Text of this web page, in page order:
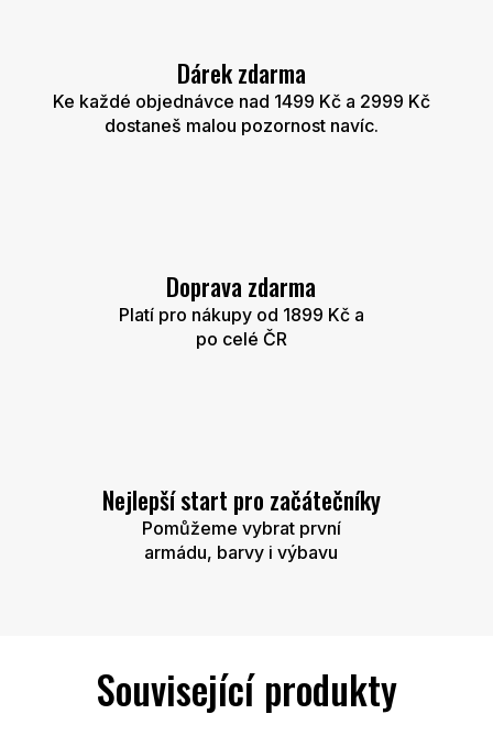
Dárek zdarma
Ke každé objednávce nad 1499 Kč a 2999 Kč
dostaneš malou pozornost navíc.
Doprava zdarma
Platí pro nákupy od 1899 Kč a
po celé ČR
Nejlepší start pro začátečníky
Pomůžeme vybrat první
armádu, barvy i výbavu
Související produkty